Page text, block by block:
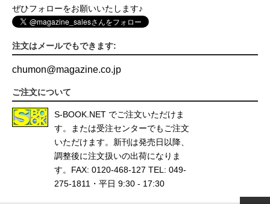
ぜひフォローをお願いいたします♪
注文はメールでもできます:
chumon@magazine.co.jp
ご注文について
S-BOOK.NET でご注文いただけま
す。または受注センターでもご注文
いただけます。新刊は発売日以降、
調整後に注文扱いの出荷になりま
す。FAX: 0120-468-127 TEL: 049-
275-1811・平日 9:30 - 17:30